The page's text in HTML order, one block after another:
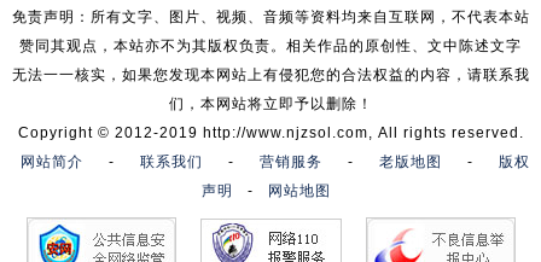
免责声明：所有文字、图片、视频、音频等资料均来自互联网，不代表本站
赞同其观点，本站亦不为其版权负责。相关作品的原创性、文中陈述文字
无法一一核实，如果您发现本网站上有侵犯您的合法权益的内容，请联系我
们，本网站将立即予以删除！
Copyright © 2012-2019 http://www.njzsol.com, All rights reserved.
网站简介
- 联系我们 - 营销服务 - 老版地图 -
版权
声明
- 网站地图